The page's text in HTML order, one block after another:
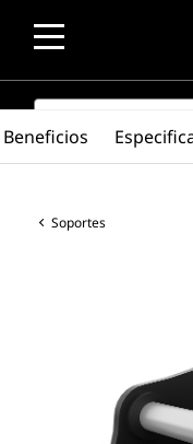
SEARCH
Soportes
Beneficios